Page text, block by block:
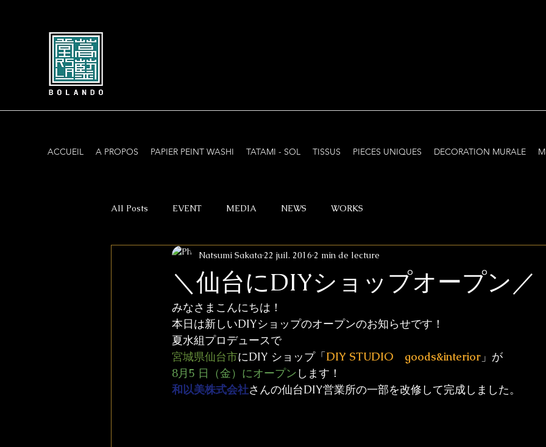
ACCUEIL A PROPOS PAPIER PEINT WASHI TATAMI - SOL TISSUS PIECES UNIQUES DECORATION MURALE
All Posts EVENT MEDIA NEWS WORKS
＼仙台にDIYショップオープン／
Natsumi Sakata 22 juil. 2016 2 min de lecture
みなさまこんにちは！
本日は新しいDIYショップのオープンのお知らせです！
夏水組プロデュースで
宮城県仙台市にDIY ショップ「DIY STUDIO　goods&interior 」が
8月5 日（金）にオープン します！
和以美株式会社さんの仙台DIY営業所の一部を改修して完成しました。